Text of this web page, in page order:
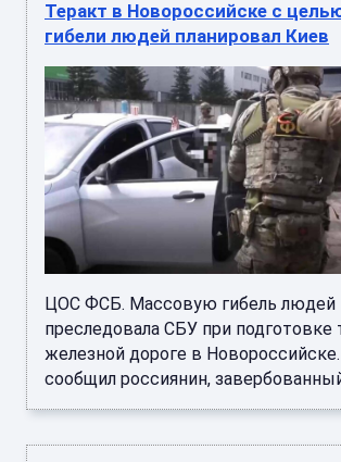
Теракт в Новороссийске с
гибели людей планировал Киев
ЦОС ФСБ. Массовую гибель людей
преследовала СБУ при подготовке
железной дороге в
сообщил россиянин,